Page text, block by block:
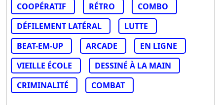
COOPÉRATIF
RÉTRO
COMBO
DÉFILEMENT LATÉRAL
LUTTE
BEAT-EM-UP
ARCADE
EN LIGNE
VIEILLE ÉCOLE
DESSINÉ À LA MAIN
CRIMINALITÉ
COMBAT